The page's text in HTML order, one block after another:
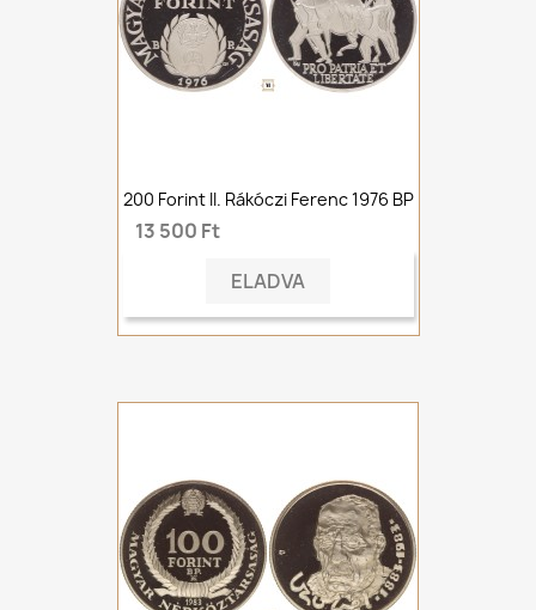
200 Forint II. Rákóczi Ferenc 1976 BP
13 500 Ft
ELADVA